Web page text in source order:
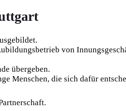
von
übergeben.
Menschen, die sich dafür